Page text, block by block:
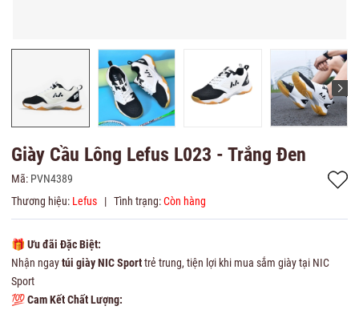
Giày Cầu Lông Lefus L023 - Trắng Đen
Mã: PVN4389
Thương hiệu: Lefus | Tình trạng:Còn hàng
🎁 Ưu đãi Đặc Biệt:
Nhận ngaytúi giày NIC Sporttrẻ trung, tiện lợi khi mua sắm giày tại NIC
Sport
💯Cam Kết Chất Lượng: